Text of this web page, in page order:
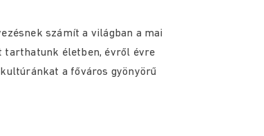
számít a világban a mai
tarthatunk életben, évről évre
a főváros gyönyörű